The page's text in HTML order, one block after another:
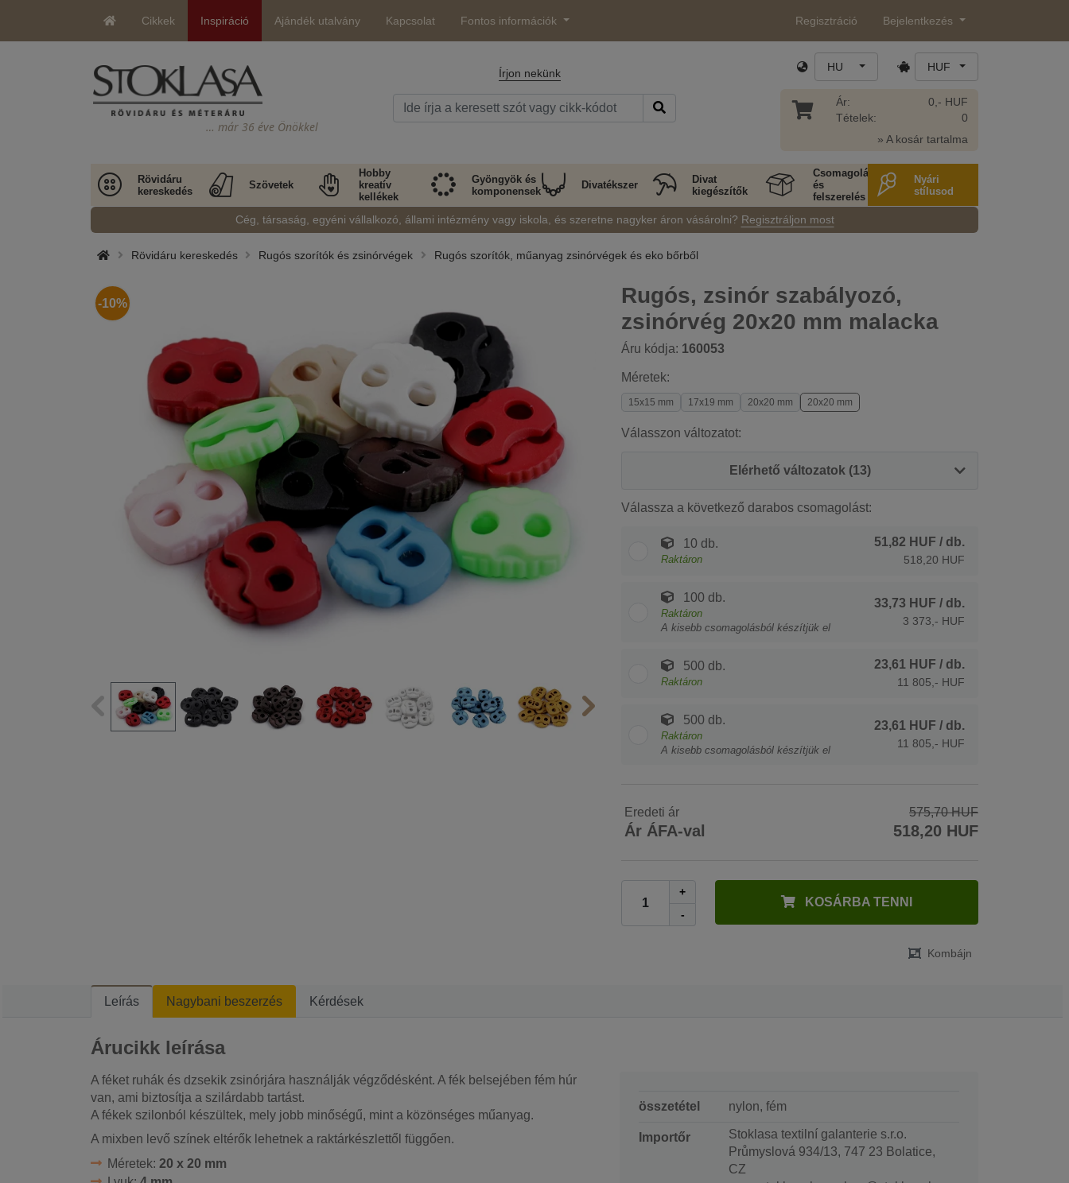
Cikkek Inspiráció Ajándék utalvány Kapcsolat Fontos információk Regisztráció Bejelentkezés
… már 36 éve Önökkel
Írjon nekünk HU HUF
Ár:
Tételek:
0,- HUF
0
» A kosár tartalma
Rövidáru
kereskedés
Szövetek
Hobby
kreatív
kellékek
Gyöngyök és
komponensek
Divatékszer
Divat
kiegészítők
Csomagolás
és
felszerelés
Nyári
stílusod
Cég, társaság, egyéni vállalkozó, állami intézmény vagy iskola, és szeretne nagyker áron vásárolni? Regisztráljon most
Rövidáru kereskedés Rugós szorítók és zsinórvégek Rugós szorítók, műanyag zsinórvégek és eko bőrből
Rugós, zsinór szabályozó,
zsinórvég 20x20 mm malacka
Áru kódja: 160053
-10%
Méretek:
15x15 mm 17x19 mm 20x20 mm 20x20 mm
Válasszon változatot:
Elérhető változatok (13)
Válassza a következő darabos csomagolást:
10 db.
Raktáron
51,82 HUF / db.
518,20 HUF
100 db.
Raktáron
A kisebb csomagolásból készítjük el
33,73 HUF / db.
3 373,- HUF
500 db.
Raktáron
23,61 HUF / db.
11 805,- HUF
500 db.
Raktáron
A kisebb csomagolásból készítjük el
23,61 HUF / db.
11 805,- HUF
Eredeti ár 575,70 HUF
Ár ÁFA-val 518,20 HUF
+
-
KOSÁRBA TENNI
Kombájn
Leírás Nagybani beszerzés Kérdések
Árucikk leírása
A féket ruhák és dzsekik zsinórjára használják végződésként. A fék belsejében fém húr
van, ami biztosítja a szilárdabb tartást.
A fékek szilonból készültek, mely jobb minőségű, mint a közönséges műanyag.
A mixben levő színek eltérők lehetnek a raktárkészlettől függően.
Méretek: 20 x 20 mm
összetétel nylon, fém
Importőr
Stoklasa textilní galanterie s.r.o.
Průmyslová 934/13, 747 23 Bolatice,
CZ